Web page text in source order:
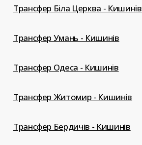
Трансфер Біла Церква - Кишинів
Трансфер Умань - Кишинів
Трансфер Одеса - Кишинів
Трансфер Житомир - Кишинів
Трансфер Бердичів - Кишинів